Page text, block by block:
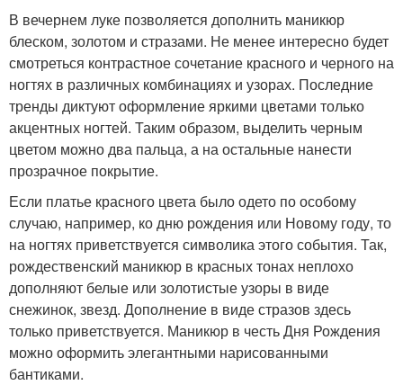
В вечернем луке позволяется дополнить маникюр
блеском, золотом и стразами. Не менее интересно будет
смотреться контрастное сочетание красного и черного на
ногтях в различных комбинациях и узорах. Последние
тренды диктуют оформление яркими цветами только
акцентных ногтей. Таким образом, выделить черным
цветом можно два пальца, а на остальные нанести
прозрачное покрытие.
Если платье красного цвета было одето по особому
случаю, например, ко дню рождения или Новому году, то
на ногтях приветствуется символика этого события. Так,
рождественский маникюр в красных тонах неплохо
дополняют белые или золотистые узоры в виде
снежинок, звезд. Дополнение в виде стразов здесь
только приветствуется. Маникюр в честь Дня Рождения
можно оформить элегантными нарисованными
бантиками.